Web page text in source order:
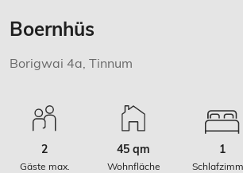
Boernhüs
Borigwai 4a, Tinnum
2
Gäste max.
45 qm
Wohnfläche
1